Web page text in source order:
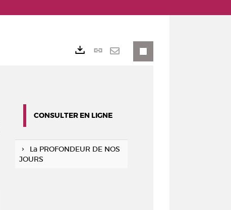
Lien
CONSULTER EN LIGNE
La PROFONDEUR DE NOS
JOURS